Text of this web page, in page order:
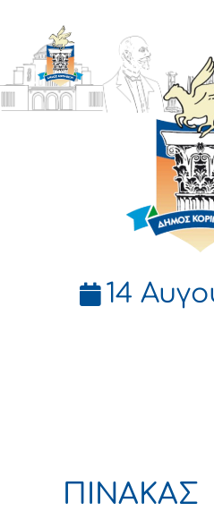
ΔΗΜΟΣ
ΚΟΡΙΝΘΙΩΝ
14
ΠΙΝΑΚΑΣ